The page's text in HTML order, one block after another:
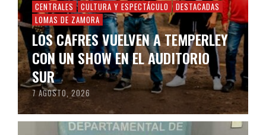
CENTRALES CULTURA Y ESPECTÁCULO
DESTACADAS
LOMAS DE ZAMORA
LOS CAFRES VUELVEN A TEMPERLEY
CON UN SHOW EN EL AUDITORIO
SUR
7 AGOSTO, 2026